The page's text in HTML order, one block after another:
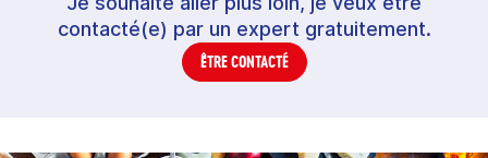
contacté(e) par un expert gratuitement.
ÊTRE CONTACTÉ